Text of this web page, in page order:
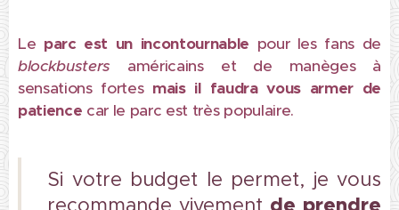
Le parc est un incontournable pour les fans de
blockbusters américains et de manèges à
sensations fortes mais il faudra vous armer de
patience car le parc est très populaire.
Si votre budget le permet, je vous